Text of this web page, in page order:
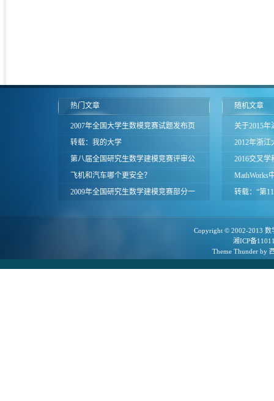
热门文章
2007年全国大学生数模竞赛试题发布页
面
转载：我的大学
第八届全国研究生数学建模竞赛评审公
告
飞机和汽车哪个更安全？
2009年全国研究生数学建模竞赛部分一
随机文章
关于2015
暨全国大学
赛评审结果
2012年浙
模竞赛题目
2016交叉
通知
MathWorks
学建模竞赛
转载：“第
Copyright © 2002-2013 数
湘ICP备
Theme Thunderby